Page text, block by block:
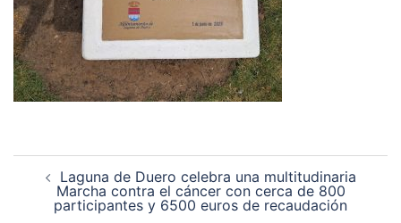
Navegación
entradas
Laguna de Duero celebra una multitudinaria
Marcha contra el cáncer con cerca de 800
participantes y 6500 euros de recaudación